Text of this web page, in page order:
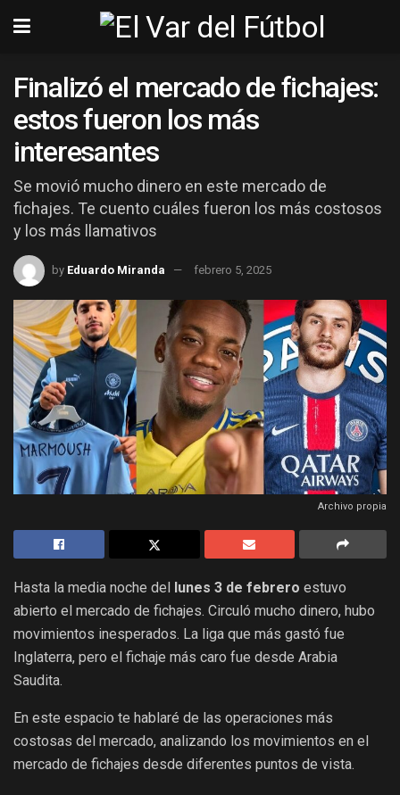
Finalizó el mercado de fichajes:
estos fueron los más
interesantes
Se movió mucho dinero en este mercado de
fichajes. Te cuento cuáles fueron los más costosos
y los más llamativos
by Eduardo Miranda febrero 5, 2025
Archivo propia
Hasta la media noche del lunes 3 de febrero estuvo
abierto el mercado de fichajes. Circuló mucho dinero, hubo
movimientos inesperados. La liga que más gastó fue
Inglaterra, pero el fichaje más caro fue desde Arabia
Saudita.
En este espacio te hablaré de las operaciones más
costosas del mercado, analizando los movimientos en el
mercado de fichajes desde diferentes puntos de vista.